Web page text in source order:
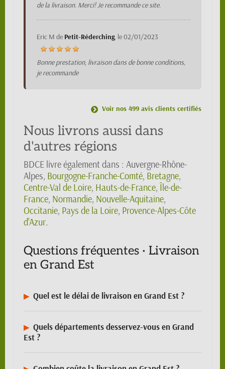
de la livraison. Merci! Je recommande ce site.
Eric M de Petit-Réderching, le02/01/2023
Bonne prestation, livraison dans de bonne conditions,
je recommande
Voir nos 499 avis clients certifiés
Nous livrons aussi dans
d'autres régions
BDCE livre également dans : Auvergne-Rhône-
Alpes, Bourgogne-Franche-Comté, Bretagne,
Centre-Val de Loire, Hauts-de-France, Île-de-
France, Normandie, Nouvelle-Aquitaine,
Occitanie, Pays de la Loire, Provence-Alpes-Côte
d'Azur.
Questions fréquentes · Livraison
en Grand Est
Quel est le délai de livraison en Grand Est ?
Quels départements desservez-vous en Grand
Est ?